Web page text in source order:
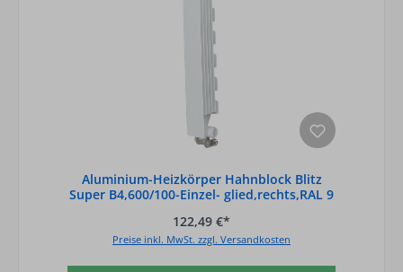
Aluminium-Heizkörper Hahnblock Blitz
Super B4,600/100-Einzel- glied,rechts,RAL 9
122,49 €*
Preise inkl. MwSt. zzgl. Versandkosten